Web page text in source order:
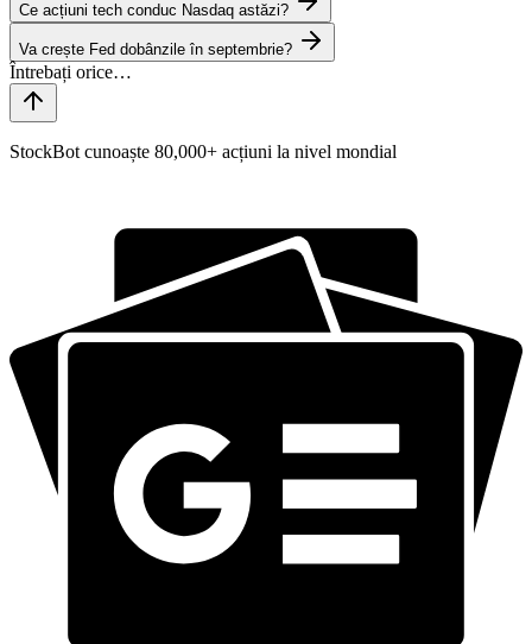
Ce acțiuni tech conduc Nasdaq astăzi?
Va crește Fed dobânzile în septembrie?
StockBot cunoaște 80,000+ acțiuni la nivel mondial